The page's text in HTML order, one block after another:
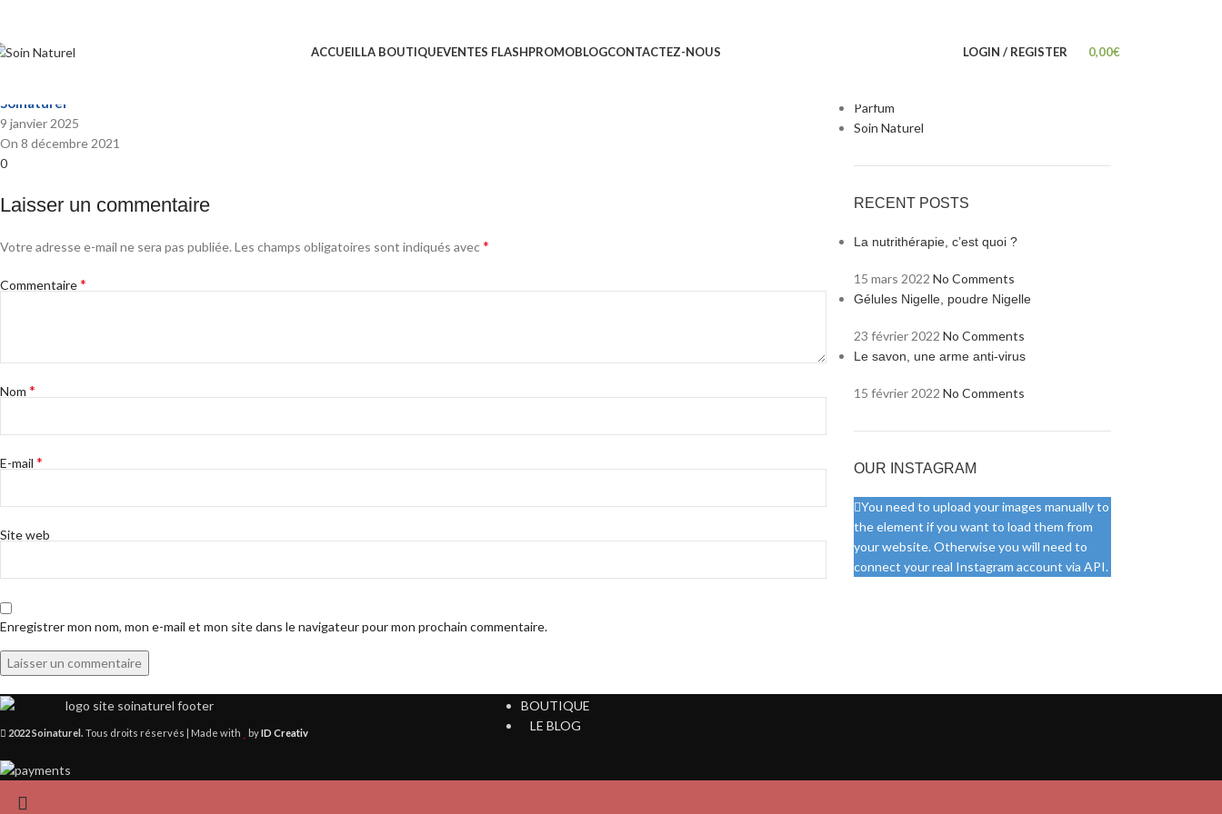
ACCUEILLA BOUTIQUEVENTES FLASHPROMOBLOGCONTACTEZ-NOUS LOGIN / REGISTER 0,00€
Soinaturel
9 janvier 2025
On 8 décembre 2021
0
Laisser un commentaire
Votre adresse e-mail ne sera pas publiée. Les champs obligatoires sont indiqués avec*
Commentaire*
Nom *
E-mail *
Site web
Enregistrer mon nom, mon e-mail et mon site dans le navigateur pour mon prochain commentaire.
Complement alimentaire
Parfum
Soin Naturel
RECENT POSTS
La nutrithérapie, c’est quoi ?
15 mars 2022 No Comments
Gélules Nigelle, poudre Nigelle
23 février 2022 No Comments
Le savon, une arme anti-virus
15 février 2022 No Comments
OUR INSTAGRAM
You need to upload your images manually to
the element if you want to load them from
your website. Otherwise you will need to
connect your real Instagram account via API.
BOUTIQUE
LE BLOG
2022 Soinaturel. Tous droits réservés | Made with byID Creativ